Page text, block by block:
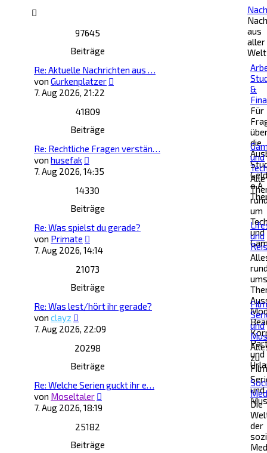
aus
aller
Welt
97645
Beiträge
Re: Aktuelle Nachrichten aus …
von Gurkenplatzer
7. Aug 2026, 21:22
&
Für
die
o.Ä.
41809
Beiträge
Re: Rechtliche Fragen verstän…
von husefak
Beitrag
7. Aug 2026, 14:35
und
Alle
um
und
14330
Beiträge
Re: Was spielst du gerade?
von Primate
Beitrag
7. Aug 2026, 14:14
und
ums
und
21073
Beiträge
Re: Was lest/hört ihr gerade?
von clayz
Beitrag
7. Aug 2026, 22:09
und
zu
und
20298
Beiträge
Re: Welche Serien guckt ihr e…
von Moseltaler
Beitrag
7. Aug 2026, 18:19
Die
der
25182
Beiträge